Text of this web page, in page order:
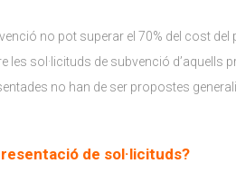
no pot superar el 70% del cost del
les sol·licituds de subvenció
no han de ser propostes
de sol·licituds?